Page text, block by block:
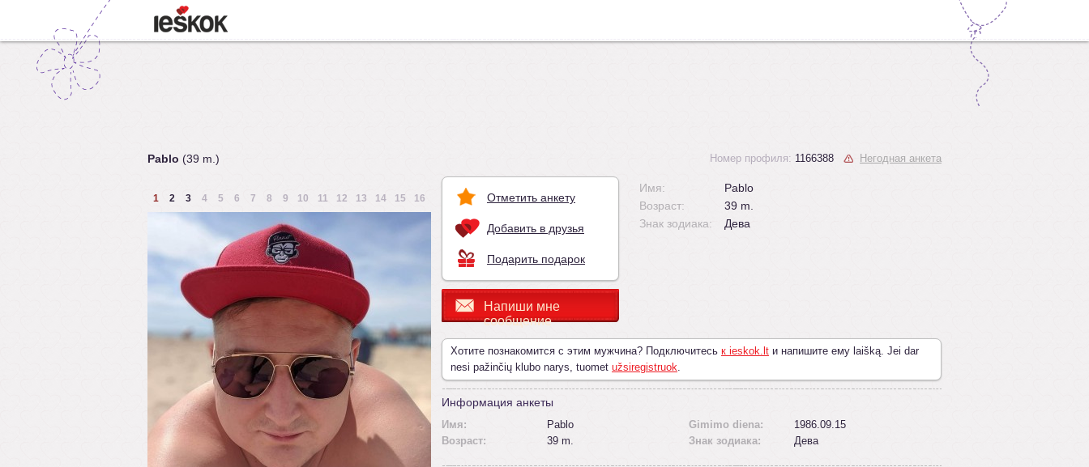
Pablo (39 m.)
1 2 3 4 5 6 7 8 9 10 11 12 13 14 15 16 Отметить анкету
Добавить в друзья
Подарить подарок
Напиши мне
сообщение
Номер профиля: 1166388 Негодная анкета
Имя:
Pablo
Возраст:
39 m.
Знак зодиака:
Дева
Хотите познакомится с этим мужчина? Подключитесь к ieskok.lt и напишите ему laišką. Jei dar
nesi pažinčių klubo narys, tuomet užsiregistruok.
Информация анкеты
Имя:
Pablo
Возраст:
39 m.
Gimimo diena:
1986.09.15
Знак зодиака:
Дева